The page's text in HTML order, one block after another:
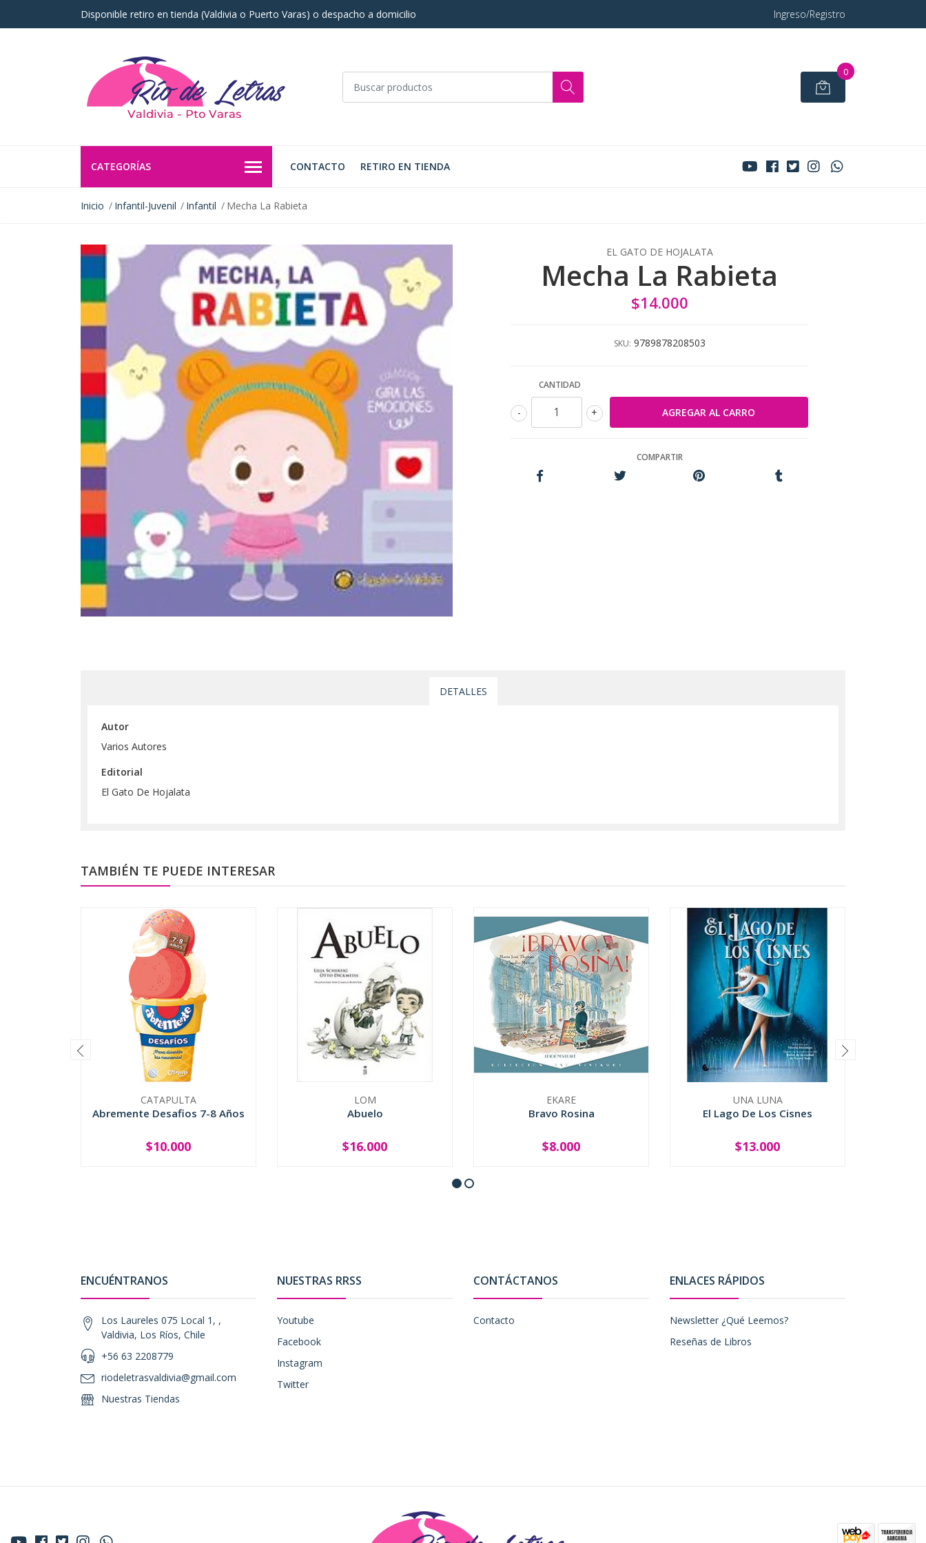
Disponible retiro en tienda (Valdivia o Puerto Varas) o despacho a domicilio Ingreso/Registro
0
CATEGORÍAS CONTACTO RETIRO EN TIENDA
Inicio Infantil-Juvenil Infantil Mecha La Rabieta
EL GATO DE HOJALATA
Mecha La Rabieta
$14.000
SKU: 9789878208503
CANTIDAD
+
-
COMPARTIR
DETALLES
Autor
Varios Autores
Editorial
El Gato De Hojalata
TAMBIÉN TE PUEDE INTERESAR
CATAPULTA
Abremente Desafios 7-8 Años
+
$10.000
LOM
Abuelo
+
$16.000
EKARE
Bravo Rosina
+
$8.000
UNA LUNA
El Lago De Los Cisnes
+
$13.000
ENCUÉNTRANOS
Los Laureles 075 Local 1, ,
Valdivia, Los Ríos, Chile
+56 63 2208779
riodeletrasvaldivia@gmail.com
Nuestras Tiendas
NUESTRAS RRSS
Youtube
Facebook
Instagram
Twitter
CONTÁCTANOS
Contacto
ENLACES RÁPIDOS
Newsletter ¿Qué Leemos?
Reseñas de Libros